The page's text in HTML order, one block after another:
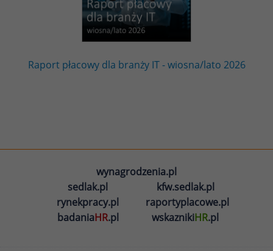
Raport płacowy dla branży IT - wiosna/lato 2026
wynagrodzenia.pl
sedlak.pl
kfw.sedlak.pl
rynekpracy.pl
raportyplacowe.pl
badaniaHR.pl wskaznikiHR.pl